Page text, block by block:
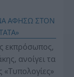
ΑΦΗΣΩ ΣΤΟΝ
εκπρόσωπος,
ανοίγει τα
«Τυπολογίες»